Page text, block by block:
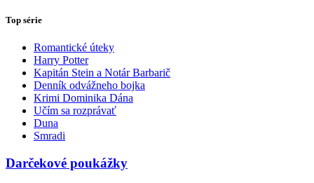
Top série
Romantické úteky
Harry Potter
Kapitán Stein a Notár Barbarič
Denník odvážneho bojka
Krimi Dominika Dána
Učím sa rozprávať
Duna
Smradi
Darčekové poukážky